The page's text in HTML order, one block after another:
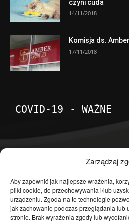
Zarządzaj
Aby zapewnić jak najlepsze wrażenia,
pliki cookie, do przechowywania i/lub
urządzeniu. Zgoda na te technologie
jak zachowanie podczas przeglądania lub
stronie. Brak wyrażenia zgody lub
czyni cuda
14/11/2018
Komisja ds.
17/11/2018
COVID-19 - WAŻNE
Temat dnia
Publicystyka
Polityka